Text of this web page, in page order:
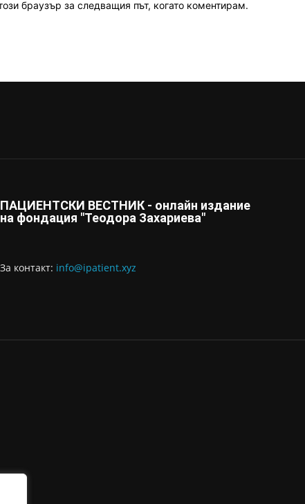
браузър за следващия път, когато коментирам.
ПАЦИЕНТСКИ ВЕСТНИК - онлайн издание
на фондация "Теодора Захариева"
За контaкт: info@ipatient.xyz